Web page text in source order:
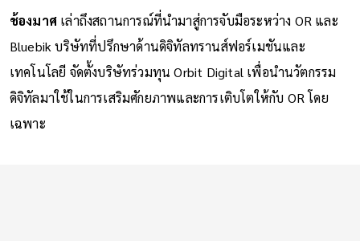
ช้องมาศ เล่าถึงสถานการณ์ที่นำมาสู่การจับมือระหว่าง OR และ
Bluebik บริษัทที่ปรึกษาด้านดิจิทัลทรานส์ฟอร์เมชันและ
เทคโนโลยี จัดตั้งบริษัทร่วมทุน Orbit Digital เพื่อนำนวัตกรรม
ดิจิทัลมาใช้ในการเสริมศักยภาพและการเติบโตให้กับ OR โดย
เฉพาะ